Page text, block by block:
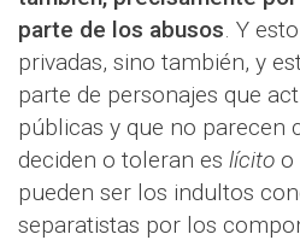
parte de los abusos. Y
privadas, sino también, y
parte de personajes que
públicas y que no parecen
deciden o toleran es lícito o
pueden ser los indultos
separatistas por los